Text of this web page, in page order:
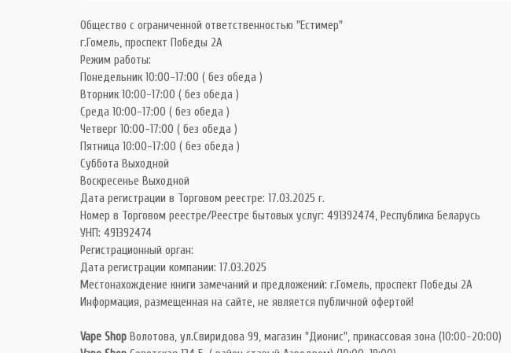
Общество с ограниченной ответственностью "Естимер"
г.Гомель, проспект Победы 2А
Режим работы:
Понедельник 10:00-17:00 ( без обеда )
Вторник 10:00-17:00 ( без обеда )
Среда 10:00-17:00 ( без обеда )
Четверг 10:00-17:00 ( без обеда )
Пятница 10:00-17:00 ( без обеда )
Суббота Выходной
Воскресенье Выходной
Дата регистрации в Торговом реестре: 17.03.2025 г.
Номер в Торговом реестре/Реестре бытовых услуг: 491392474, Республика Беларусь
УНП: 491392474
Регистрационный орган:
Дата регистрации компании: 17.03.2025
Местонахождение книги замечаний и предложений: г.Гомель, проспект Победы 2А
Информация, размещенная на сайте, не является публичной офертой!
Vape Shop Волотова, ул.Свиридова 99, магазин "Дионис", прикассовая зона (10:00-20:00)